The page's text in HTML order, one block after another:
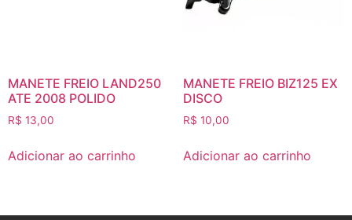
MANETE FREIO LAND250
ATE 2008 POLIDO
R$ 13,00
Adicionar ao carrinho
MANETE FREIO BIZ125 EX
DISCO
R$ 10,00
Adicionar ao carrinho